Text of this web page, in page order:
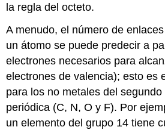
la regla del octeto.
A menudo, el número de
un átomo se puede predecir a
electrones necesarios para
electrones de valencia); esto es
para los no metales del
periódica (C, N, O y F). Por
un elemento del grupo 14 tiene